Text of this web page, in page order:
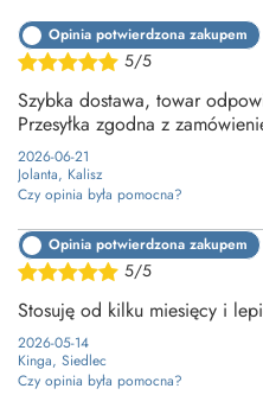
5/5
Opinia potwierdzona zakupem
Szybka dostawa, towar
Przesyłka zgodna z
2026-06-21
Jolanta, Kalisz
Czy opinia była pomocna?
5/5
Opinia potwierdzona zakupem
Stosuję od kilku miesięcy i
2026-05-14
Kinga, Siedlec
Czy opinia była pomocna?